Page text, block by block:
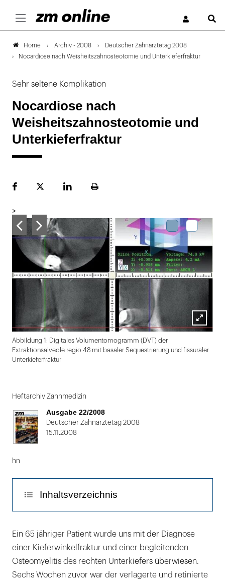
Home Archiv - 2008
Deutscher Zahnärztetag 2008
Nocardiose nach Weisheitszahnosteotomie und Unterkieferfraktur
Sehr seltene Komplikation
Nocardiose nach
Weisheitszahnosteotomie und
Unterkieferfraktur
FacebookPlattformLinekdInSeite
>
Lightbox
Abbildung 1: Digitales Volumentomogramm (DVT) der
Extraktionsalveole regio 48 mit basaler Sequestrierung und fissuraler
Unterkieferfraktur
1
von
2
Heftarchiv Zahnmedizin
Ausgabe 22/2008
Deutscher Zahnärztetag 2008
15.11.2008
hn
Inhaltsverzeichnis
Diskussion
Ein 65 jähriger Patient wurde uns mit der Diagnose
einer Kieferwinkelfraktur und einer begleitenden
Osteomyelitis des rechten Unterkiefers überwiesen.
Sechs Wochen zuvor war der verlagerte und retinierte